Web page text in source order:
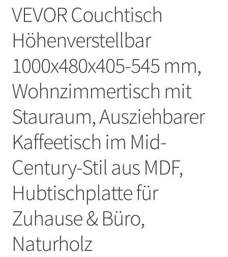
VEVOR Couchtisch
Höhenverstellbar
1000x480x405-545 mm,
Wohnzimmertisch mit
Stauraum, Ausziehbarer
Kaffeetisch im Mid-
Century-Stil aus MDF,
Hubtischplatte für
Zuhause & Büro,
Naturholz